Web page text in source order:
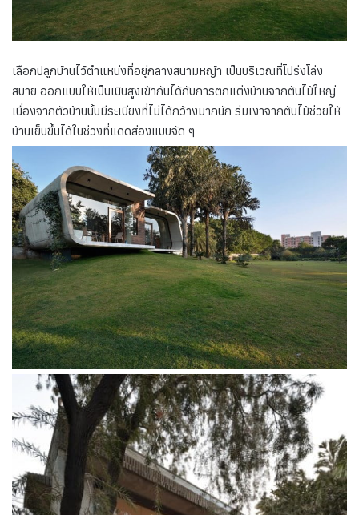
เลือกปลูกบ้านไว้ตำแหน่งที่อยู่กลางสนามหญ้า เป็นบริเวณที่โปร่งโล่ง
สบาย ออกแบบให้เป็นเนินสูงเข้ากันได้กับการตกแต่งบ้านจากต้นไม้ใหญ่
เนื่องจากตัวบ้านนั้นมีระเบียงที่ไม่ได้กว้างมากนัก ร่มเงาจากต้นไม้ช่วยให้
บ้านเย็นขึ้นได้ในช่วงที่แดดส่องแบบจัด ๆ